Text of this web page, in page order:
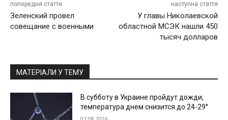
попередня стаття
Зеленский провел
совещание с военными
наступна стаття
У главы Николаевской
областной МСЭК нашли 450
тысяч долларов
МАТЕРІАЛИ У ТЕМУ
В субботу в Украине пройдут дожди,
температура днем снизится до 24-29°